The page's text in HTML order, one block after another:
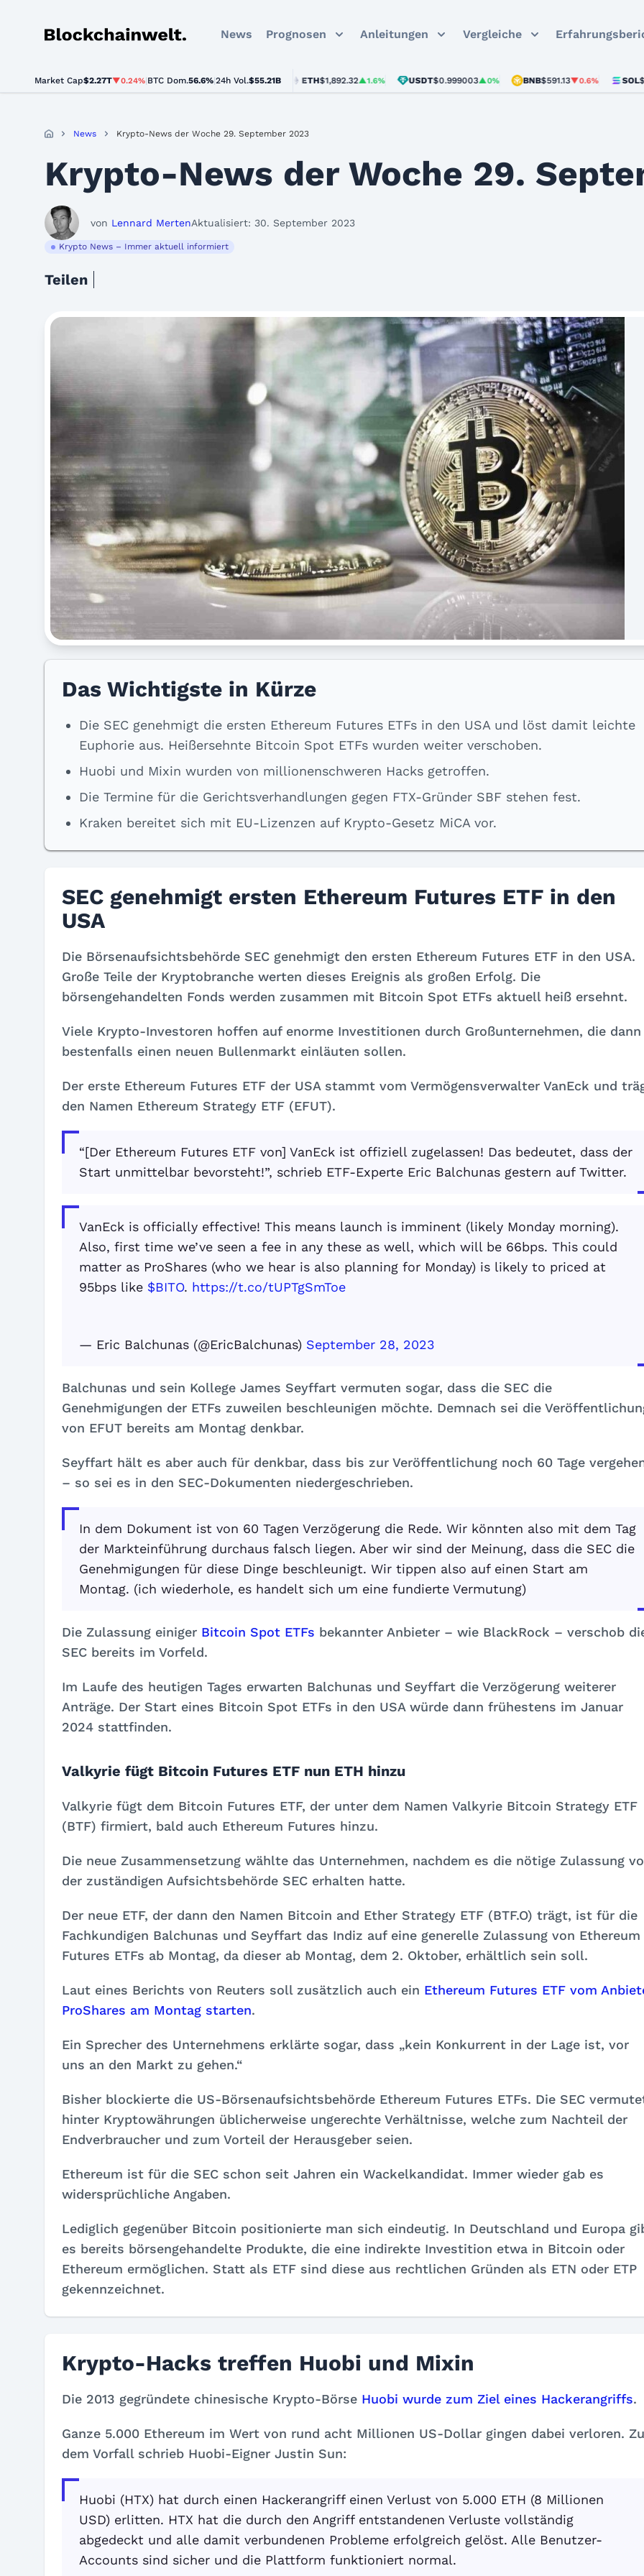
Blockchainwelt News Prognosen Anleitungen Vergleiche
Market Cap$2.27T▼0.24% BTC Dom.56.6% 24h Vol.$55.21B
BTC$64,156.00▲0.5% ETH $1,892.32▲1.6% USDT$0.999003▲0% BNB$591.13▼0.6% SOL $72.85
News Krypto-News der Woche 29. September 2023
Krypto-News der Woche 29.
von Lennard MertenAktualisiert: 30. September 2023
Krypto News – Immer aktuell informiert
Teilen
Das Wichtigste in Kürze
Die SEC genehmigt die ersten Ethereum Futures ETFs in den USA und löst damit leichte
Euphorie aus. Heißersehnte Bitcoin Spot ETFs wurden weiter verschoben.
Huobi und Mixin wurden von millionenschweren Hacks getroffen.
Die Termine für die Gerichtsverhandlungen gegen FTX-Gründer SBF stehen fest.
Kraken bereitet sich mit EU-Lizenzen auf Krypto-Gesetz MiCA vor.
SEC genehmigt ersten Ethereum Futures ETF in den
USA
Die Börsenaufsichtsbehörde SEC genehmigt den ersten Ethereum Futures ETF in den USA.
Große Teile der Kryptobranche werten dieses Ereignis als großen Erfolg. Die
börsengehandelten Fonds werden zusammen mit Bitcoin Spot ETFs aktuell heiß ersehnt.
Viele Krypto-Investoren hoffen auf enorme Investitionen durch Großunternehmen, die dann
bestenfalls einen neuen Bullenmarkt einläuten sollen.
Der erste Ethereum Futures ETF der USA stammt vom Vermögensverwalter VanEck und
den Namen Ethereum Strategy ETF (EFUT).
“[Der Ethereum Futures ETF von] VanEck ist offiziell zugelassen! Das bedeutet, dass der
Start unmittelbar bevorsteht!”, schrieb ETF-Experte Eric Balchunas gestern auf Twitter.
VanEck is officially effective! This means launch is imminent (likely Monday morning).
Also, first time we’ve seen a fee in any these as well, which will be 66bps. This could
matter as ProShares (who we hear is also planning for Monday) is likely to priced at
95bps like $BITO. https://t.co/tUPTgSmToe
— Eric Balchunas (@EricBalchunas) September 28, 2023
Balchunas und sein Kollege James Seyffart vermuten sogar, dass die SEC die
Genehmigungen der ETFs zuweilen beschleunigen möchte. Demnach sei die
von EFUT bereits am Montag denkbar.
Seyffart hält es aber auch für denkbar, dass bis zur Veröffentlichung noch 60 Tage
– so sei es in den SEC-Dokumenten niedergeschrieben.
In dem Dokument ist von 60 Tagen Verzögerung die Rede. Wir könnten also mit dem Tag
der Markteinführung durchaus falsch liegen. Aber wir sind der Meinung, dass die SEC die
Genehmigungen für diese Dinge beschleunigt. Wir tippen also auf einen Start am
Montag. (ich wiederhole, es handelt sich um eine fundierte Vermutung)
Die Zulassung einiger Bitcoin Spot ETFs bekannter Anbieter – wie BlackRock – verschob
SEC bereits im Vorfeld.
Im Laufe des heutigen Tages erwarten Balchunas und Seyffart die Verzögerung weiterer
Anträge. Der Start eines Bitcoin Spot ETFs in den USA würde dann frühestens im Januar
2024 stattfinden.
Valkyrie fügt Bitcoin Futures ETF nun ETH hinzu
Valkyrie fügt dem Bitcoin Futures ETF, der unter dem Namen Valkyrie Bitcoin Strategy ETF
(BTF) firmiert, bald auch Ethereum Futures hinzu.
Die neue Zusammensetzung wählte das Unternehmen, nachdem es die nötige Zulassung
der zuständigen Aufsichtsbehörde SEC erhalten hatte.
Der neue ETF, der dann den Namen Bitcoin and Ether Strategy ETF (BTF.O) trägt, ist für die
Fachkundigen Balchunas und Seyffart das Indiz auf eine generelle Zulassung von Ethereum
Futures ETFs ab Montag, da dieser ab Montag, dem 2. Oktober, erhältlich sein soll.
Laut eines Berichts von Reuters soll zusätzlich auch ein Ethereum Futures ETF vom
ProShares am Montag starten.
Ein Sprecher des Unternehmens erklärte sogar, dass „kein Konkurrent in der Lage ist, vor
uns an den Markt zu gehen.“
Bisher blockierte die US-Börsenaufsichtsbehörde Ethereum Futures ETFs. Die SEC
hinter Kryptowährungen üblicherweise ungerechte Verhältnisse, welche zum Nachteil der
Endverbraucher und zum Vorteil der Herausgeber seien.
Ethereum ist für die SEC schon seit Jahren ein Wackelkandidat. Immer wieder gab es
widersprüchliche Angaben.
Lediglich gegenüber Bitcoin positionierte man sich eindeutig. In Deutschland und Europa
es bereits börsengehandelte Produkte, die eine indirekte Investition etwa in Bitcoin oder
Ethereum ermöglichen. Statt als ETF sind diese aus rechtlichen Gründen als ETN oder ETP
gekennzeichnet.
Krypto-Hacks treffen Huobi und Mixin
Die 2013 gegründete chinesische Krypto-Börse Huobi wurde zum Ziel eines Hackerangriffs.
Ganze 5.000 Ethereum im Wert von rund acht Millionen US-Dollar gingen dabei verloren. Zu
dem Vorfall schrieb Huobi-Eigner Justin Sun:
Huobi (HTX) hat durch einen Hackerangriff einen Verlust von 5.000 ETH (8 Millionen
USD) erlitten. HTX hat die durch den Angriff entstandenen Verluste vollständig
abgedeckt und alle damit verbundenen Probleme erfolgreich gelöst. Alle Benutzer-
Accounts sind sicher und die Plattform funktioniert normal.